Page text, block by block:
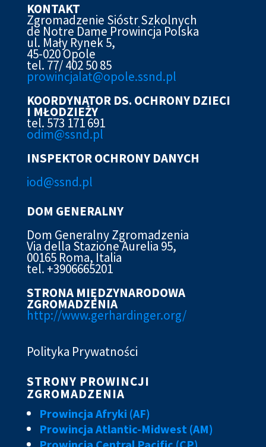
KONTAKT
Zgromadzenie Sióstr Szkolnych
de Notre Dame Prowincja Polska
ul. Mały Rynek 5,
45-020 Opole
tel. 77/ 402 50 85
prowincjalat@opole.ssnd.pl
KOORDYNATOR DS. OCHRONY DZIECI
I MŁODZIEŻY
tel. 573 171 691
odim@ssnd.pl
INSPEKTOR OCHRONY DANYCH
iod@ssnd.pl
DOM GENERALNY
Dom Generalny Zgromadzenia
Via della Stazione Aurelia 95,
00165 Roma, Italia
tel. +3906665201
STRONA MIĘDZYNARODOWA
ZGROMADZENIA
http://www.gerhardinger.org/
Polityka Prywatności
STRONY PROWINCJI
ZGROMADZENIA
Prowincja Afryki (AF)
Prowincja Atlantic-Midwest (AM)